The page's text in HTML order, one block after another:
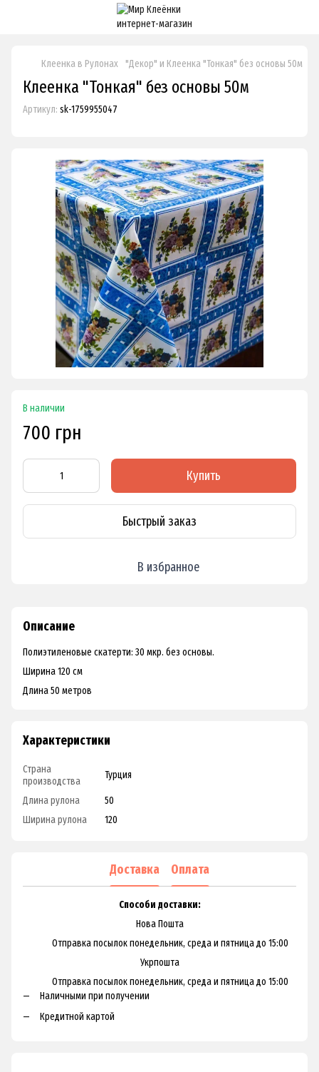
Клеенка в Рулонах "Декор" и Клеенка "Тонкая" без основы 50м
Клеенка "Тонкая" без основы 50м
Артикул: sk-1759955047
В наличии
700 грн
Купить
Быстрый заказ
В избранное
Описание
Полиэтиленовые скатерти: 30 мкр. без основы.
Ширина 120 см
Длина 50 метров
Характеристики
Страна
производства
Турция
Длина рулона
50
Ширина рулона
120
Доставка Оплата
Способи доставки:
Нова Пошта
Отправка посылок понедельник, среда и пятница до 15:00
Укрпошта
Отправка посылок понедельник, среда и пятница до 15:00
Наличными при получении
Кредитной картой